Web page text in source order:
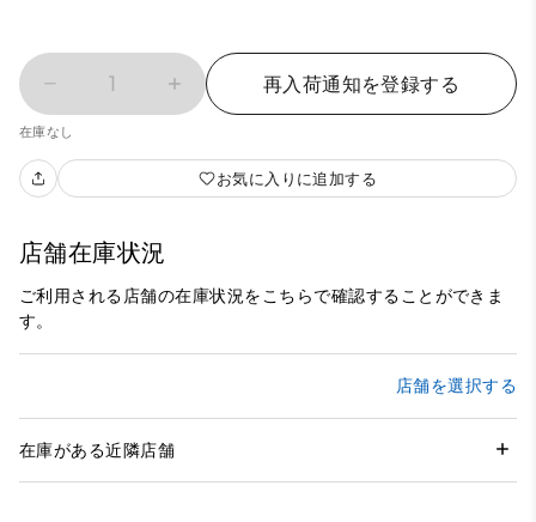
1 再入荷通知を登録する
在庫なし
お気に入りに追加する
店舗在庫状況
ご利用される店舗の在庫状況をこちらで確認することができま
す。
店舗を選択する
在庫がある近隣店舗